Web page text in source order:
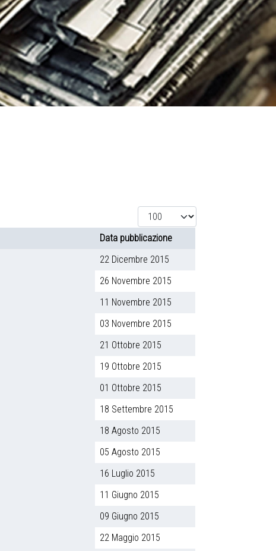
Visualizza #
Data pubblicazione
22 Dicembre 2015
26 Novembre 2015
11 Novembre 2015
03 Novembre 2015
21 Ottobre 2015
19 Ottobre 2015
01 Ottobre 2015
18 Settembre 2015
18 Agosto 2015
05 Agosto 2015
16 Luglio 2015
11 Giugno 2015
09 Giugno 2015
22 Maggio 2015